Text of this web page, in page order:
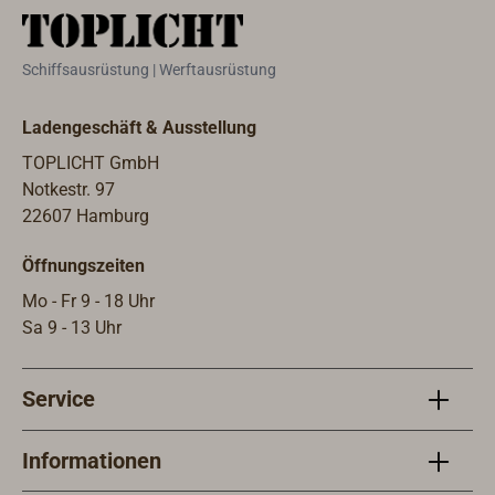
Seite des Profils heraus und kann
eingelegt werden.Pro Meter
350 lm/m. Abmessungen: Breite x
Höhe 7,2 mm x 4,2 mm,
Gesamtlänge 2 Meter.Das Profil kann
nach jeder dritten LED auf
ab Werk schon beidseitig eine
Stromeinspeisung vormontiert ist um
das Löten zu vermeiden.Zum
DC/DC Spannungswandler 8-30 V
exakt 12,5 V versorgt. BATSYSTEM
ist ein seit mehr als 30 Jahren
Schiffsausrüstung | Werftausrüstung
Ladengeschäft & Ausstellung
TOPLICHT GmbH
Notkestr. 97
22607 Hamburg
Öffnungszeiten
Mo - Fr 9 - 18 Uhr
Sa 9 - 13 Uhr
Service
Informationen